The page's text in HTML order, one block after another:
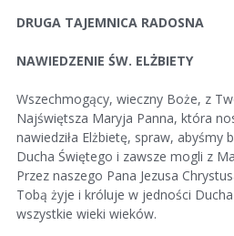
DRUGA TAJEMNICA RADOSNA
NAWIEDZENIE ŚW. ELŻBIETY
Wszechmogący, wieczny Boże, z
Najświętsza Maryja Panna, która
nawiedziła Elżbietę, spraw, abyśmy
Ducha Świętego i zawsze mogli z
Przez naszego Pana Jezusa
Tobą żyje i króluje w jedności
wszystkie wieki wieków.